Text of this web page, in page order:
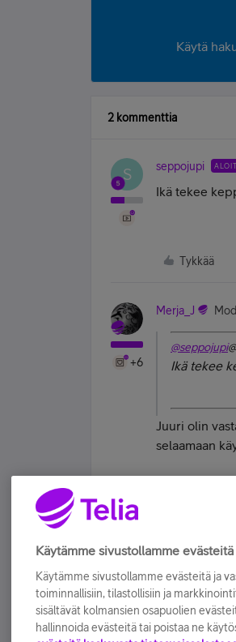
Käytä
2 kommenttia
S seppojupi
Ikä tekee
Tykkää
+6
Merja_J
@seppojupi
Ikä tekee
Juuri olin
selaamaan
Käytämme sivustollamme evästeitä
Käytämme sivustollamme evästeitä ja
toiminnallisiin, tilastollisiin ja
sisältävät kolmansien osapuolien
hallinnoida evästeitä tai poistaa ne